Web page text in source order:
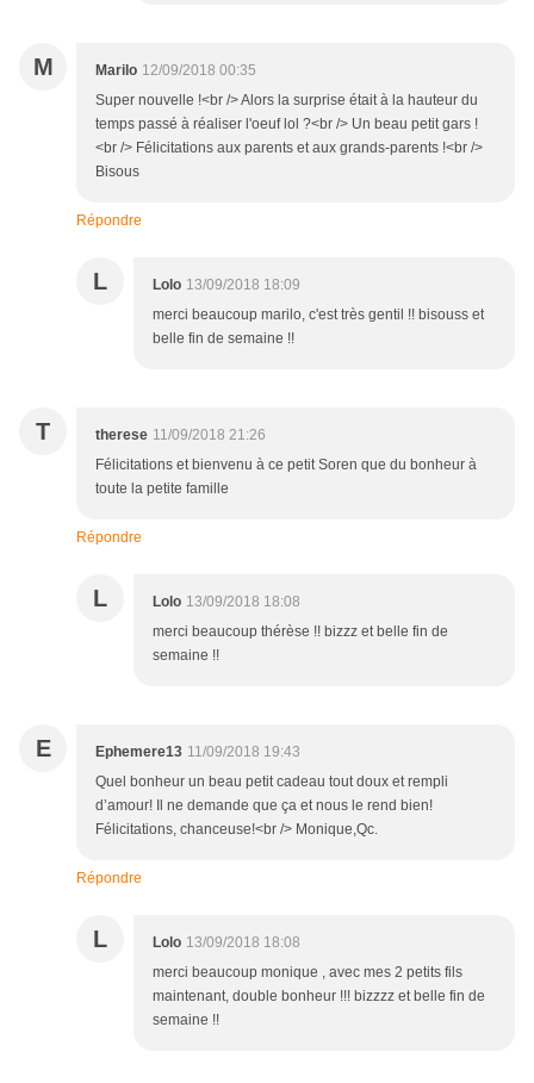
M Marilo 12/09/2018 00:35
Super nouvelle !<br /> Alors la surprise était à la hauteur du
temps passé à réaliser l'oeuf lol ?<br /> Un beau petit gars !
<br /> Félicitations aux parents et aux grands-parents !<br />
Bisous
Répondre
L Lolo 13/09/2018 18:09
merci beaucoup marilo, c'est très gentil !! bisouss et
belle fin de semaine !!
T therese 11/09/2018 21:26
Félicitations et bienvenu à ce petit Soren que du bonheur à
toute la petite famille
Répondre
L Lolo 13/09/2018 18:08
merci beaucoup thérèse !! bizzz et belle fin de
semaine !!
E Ephemere13 11/09/2018 19:43
Quel bonheur un beau petit cadeau tout doux et rempli
d’amour! Il ne demande que ça et nous le rend bien!
Félicitations, chanceuse!<br /> Monique,Qc.
Répondre
L Lolo 13/09/2018 18:08
merci beaucoup monique , avec mes 2 petits fils
maintenant, double bonheur !!! bizzzz et belle fin de
semaine !!